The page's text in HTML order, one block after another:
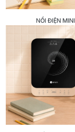
NỒI ĐIỆN MINI